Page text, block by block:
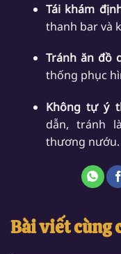
Tái khám
thanh bar và
Tránh ăn đồ
thống phục
Không tự ý
dẫn, tránh
thương nướu.
Bài viết cùng